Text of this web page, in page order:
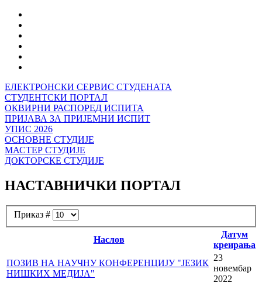
ЕЛЕКТРОНСКИ СЕРВИС СТУДЕНАТА
СТУДЕНТСКИ ПОРТАЛ
ОКВИРНИ РАСПОРЕД ИСПИТА
ПРИЈАВА ЗА ПРИЈЕМНИ ИСПИТ
УПИС 2026
ОСНОВНЕ СТУДИЈЕ
МАСТЕР СТУДИЈЕ
ДОКТОРСКЕ СТУДИЈЕ
НАСТАВНИЧКИ ПОРТАЛ
Приказ #
Наслов
Датум
креирања
ПОЗИВ НА НАУЧНУ КОНФЕРЕНЦИЈУ "ЈЕЗИК
НИШКИХ МЕДИЈА"
23
новембар
2022